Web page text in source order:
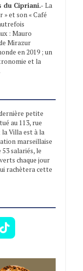
du Cipriani.- La
et son « Café
: Mauro
Mirazur
en 2019 ; un
et la
petite
au 113, rue
Villa est à la
marseillaise
salariés, le
chaque jour
rachètera cette